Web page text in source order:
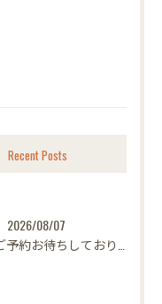
Recent Posts
2026/08/07